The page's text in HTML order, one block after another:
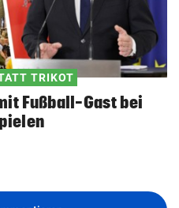
TRIKOT
Fußball-Gast bei